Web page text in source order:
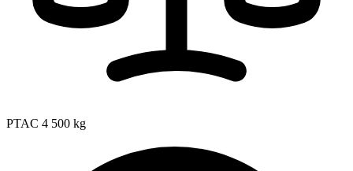
PTAC 4 500 kg